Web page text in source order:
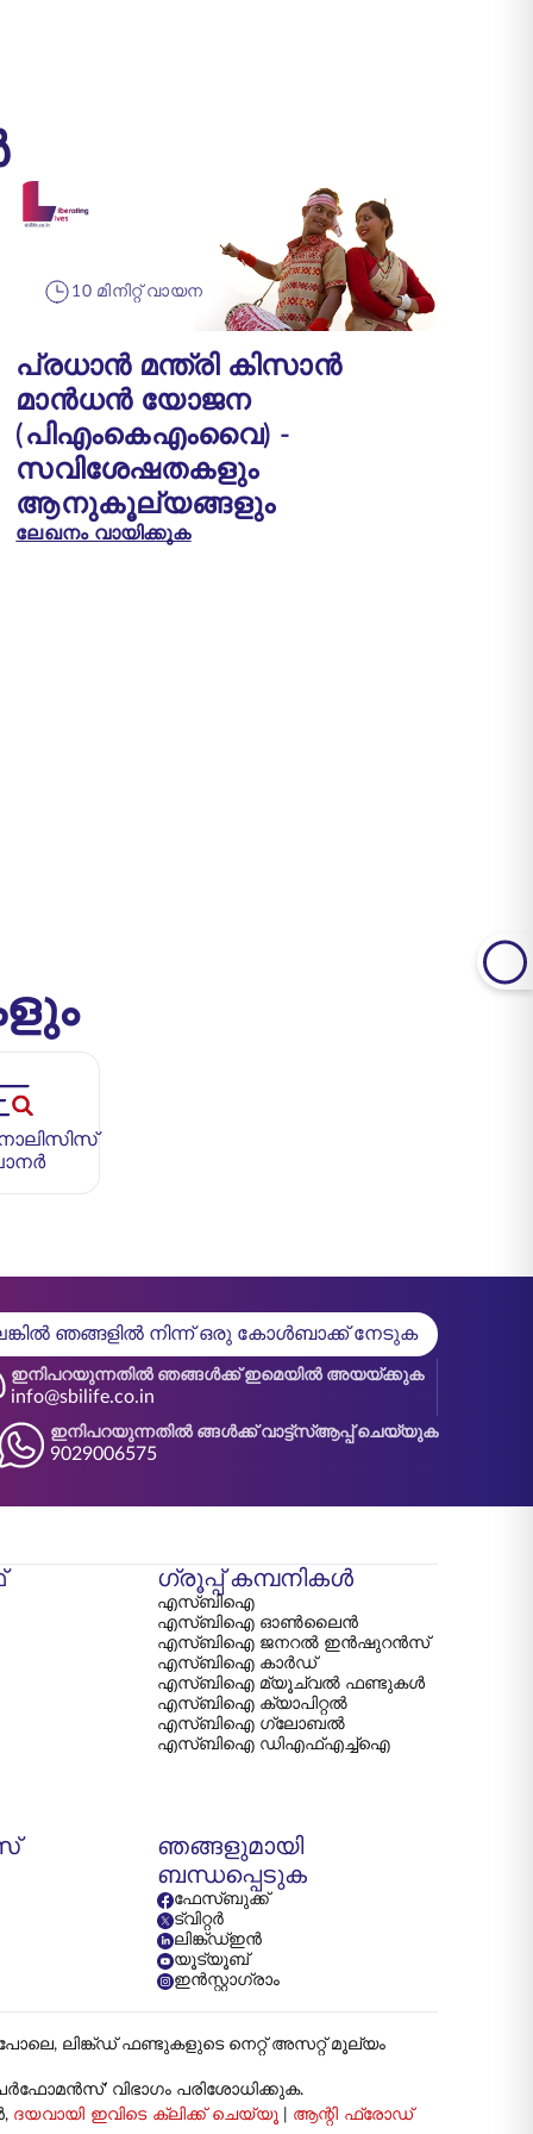
10 മിനിറ്റ് വായന
പ്രധാൻ മന്ത്രി കിസാൻ
മാൻധൻ യോജന
(പിഎംകെഎംവൈ) -
സവിശേഷതകളും
ആനുകൂല്യങ്ങളും
ലേഖനം വായിക്കുക
ഞങ്ങളിൽ നിന്ന് ഒരു കോൾബാക്ക് നേടുക
ഇനിപറയുന്നതിൽ ഞങ്ങൾക്ക് ഇമെയിൽ അയയ്ക്കുക
info@sbilife.co.in
ഇനിപറയുന്നതിൽ ങ്ങൾക്ക് വാട്ട്‌സ്ആപ്പ് ചെയ്യുക
9029006575
ഗ്രൂപ്പ് കമ്പനികൾ
എസ്‌ബി‌ഐ
എസ്‌ബി‌ഐ ഓൺലൈൻ
എസ്‌ബി‌ഐ ജനറൽ ഇൻഷുറൻസ്
എസ്‌ബി‌ഐ കാർഡ്
എസ്‌ബി‌ഐ മ്യൂച്വൽ ഫണ്ടുകൾ
എസ്‌ബി‌ഐ ക്യാപിറ്റൽ
എസ്‌ബി‌ഐ ഗ്ലോബൽ
എസ്‌ബി‌ഐ ഡി‌എഫ്‌എച്ച്‌ഐ
ഞങ്ങളുമായി
ബന്ധപ്പെടുക
ഫേസ്ബുക്ക്
ട്വിറ്റർ
ലിങ്ക്ഡ്ഇൻ
യൂട്യൂബ്
ഇൻസ്റ്റാഗ്രാം
ലിങ്ക്ഡ് ഫണ്ടുകളുടെ നെറ്റ് അസറ്റ് മൂല്യം
വിഭാഗം പരിശോധിക്കുക.
ദയവായി ഇവിടെ ക്ലിക്ക് ചെയ്യൂ| ആന്റി ഫ്രോഡ്